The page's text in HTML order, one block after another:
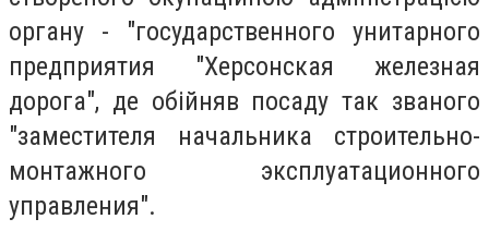
органу - "государственного унитарного
предприятия "Херсонская железная
дорога", де обійняв посаду так званого
"заместителя начальника строительно-
монтажного эксплуатационного
управления".